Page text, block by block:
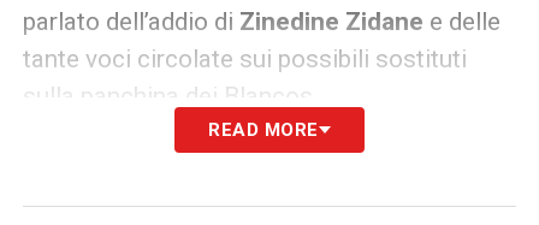
parlato dell’addio di Zinedine Zidane e delle
tante voci circolate sui possibili sostituti
sulla panchina dei Blancos.
Conosco Zidane, non mi ha sorpreso il suo
READ MORE